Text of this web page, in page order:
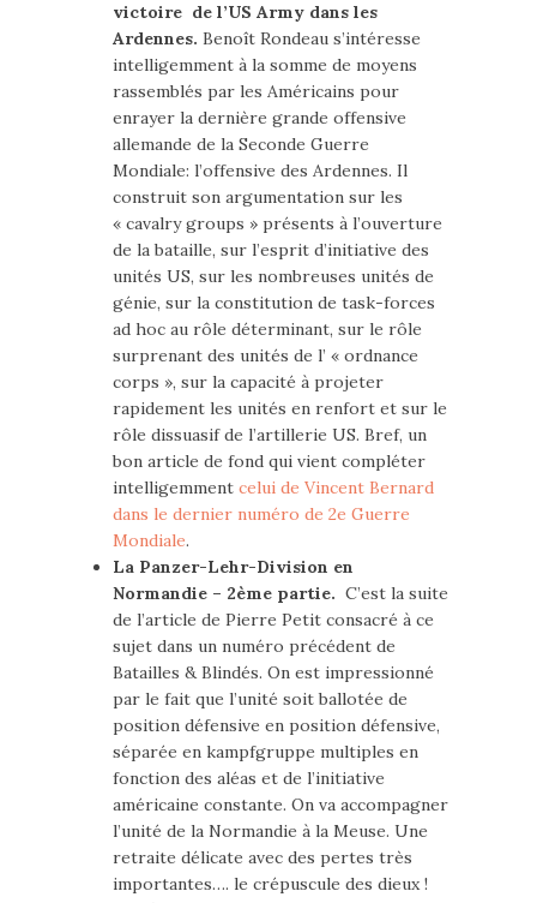
victoire de l’US Army dans les
Ardennes. Benoît Rondeau s’intéresse
intelligemment à la somme de moyens
rassemblés par les Américains pour
enrayer la dernière grande offensive
allemande de la Seconde Guerre
Mondiale: l’offensive des Ardennes. Il
construit son argumentation sur les
« cavalry groups » présents à l’ouverture
de la bataille, sur l’esprit d’initiative des
unités US, sur les nombreuses unités de
génie, sur la constitution de task-forces
ad hoc au rôle déterminant, sur le rôle
surprenant des unités de l’ « ordnance
corps », sur la capacité à projeter
rapidement les unités en renfort et sur le
rôle dissuasif de l’artillerie US. Bref, un
bon article de fond qui vient compléter
intelligemment celui de Vincent Bernard
dans le dernier numéro de 2e Guerre
Mondiale.
La Panzer-Lehr-Division en
Normandie – 2ème partie. C’est la suite
de l’article de Pierre Petit consacré à ce
sujet dans un numéro précédent de
Batailles & Blindés. On est impressionné
par le fait que l’unité soit ballotée de
position défensive en position défensive,
séparée en kampfgruppe multiples en
fonction des aléas et de l’initiative
américaine constante. On va accompagner
l’unité de la Normandie à la Meuse. Une
retraite délicate avec des pertes très
importantes…. le crépuscule des dieux !